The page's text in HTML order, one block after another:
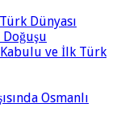
Dünyası
ve İlk Türk
Osmanlı